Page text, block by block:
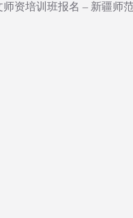
师资培训班报名 – 新疆师